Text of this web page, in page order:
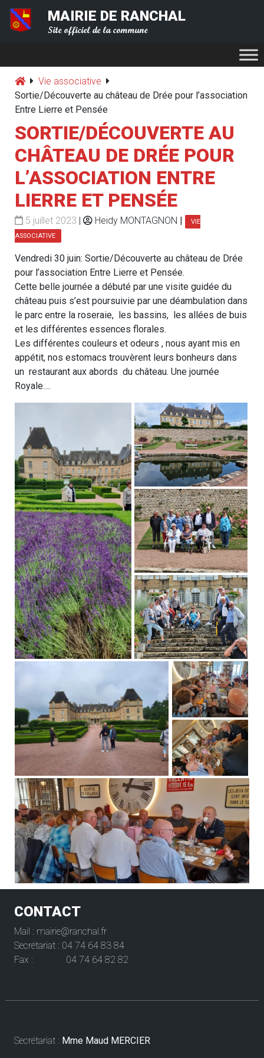
MAIRIE DE RANCHAL
Site officiel de la commune
Vie associative
Sortie/Découverte au château de Drée pour l’association
Entre Lierre et Pensée
SORTIE/DÉCOUVERTE AU
CHÂTEAU DE DRÉE POUR
L’ASSOCIATION ENTRE
LIERRE ET PENSÉE
5 juillet 2023 | Heidy MONTAGNON |
VIE
ASSOCIATIVE
Vendredi 30 juin: Sortie/Découverte au château de Drée
pour l’association Entre Lierre et Pensée.
Cette belle journée a débuté par une visite guidée du
château puis s’est poursuivie par une déambulation dans
le parc entre la roseraie, les bassins, les allées de buis
et les différentes essences florales.
Les différentes couleurs et odeurs , nous ayant mis en
appétit, nos estomacs trouvèrent leurs bonheurs dans
un restaurant aux abords du château. Une journée
Royale….
CONTACT
Mail : mairie@ranchal.fr
Secrétariat : 04 74 64 83 84
Fax : 04 74 64 82 82
Secrétariat : Mme Maud MERCIER